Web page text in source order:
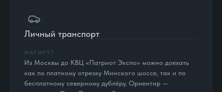
Личный транспорт
МАРШРУТ
Из Москвы до КВЦ «Патриот Экспо» можно доехать
как по платному отрезку Минского шоссе, так и по
бесплатному северному дублёру. Ориентир —